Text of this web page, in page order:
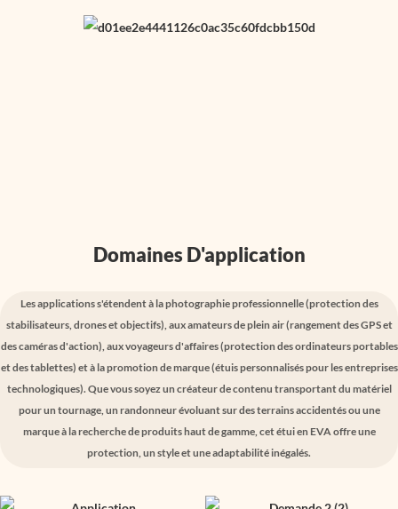
Domaines D'application
Les applications s'étendent à la photographie professionnelle (protection des
stabilisateurs, drones et objectifs), aux amateurs de plein air (rangement des GPS et
des caméras d'action), aux voyageurs d'affaires (protection des ordinateurs portables
et des tablettes) et à la promotion de marque (étuis personnalisés pour les entreprises
technologiques). Que vous soyez un créateur de contenu transportant du matériel
pour un tournage, un randonneur évoluant sur des terrains accidentés ou une
marque à la recherche de produits haut de gamme, cet étui en EVA offre une
protection, un style et une adaptabilité inégalés.